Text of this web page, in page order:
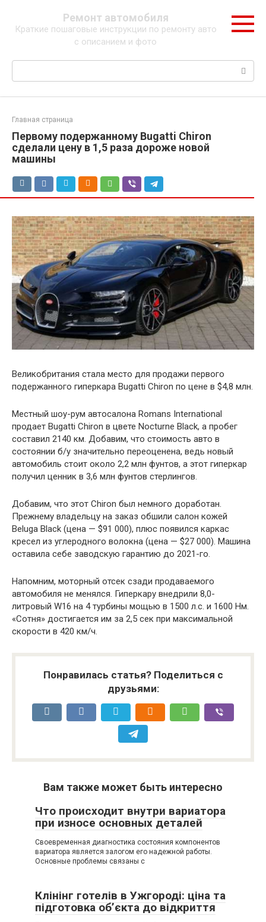
контенту
Ремонт автомобиля
Краткие пошаговые инструкции по ремонту авто
с описанием и фото
Поиск:
Главная страница
Первому подержанному Bugatti Chiron
сделали цену в 1,5 раза дороже новой
машины
Великобритания стала место для продажи первого
подержанного гиперкара Bugatti Chiron по цене в $4,8 млн.
Местный шоу-рум автосалона Romans International
продает Bugatti Chiron в цвете Nocturne Black, а пробег
составил 2140 км. Добавим, что стоимость авто в
состоянии б/у значительно переоценена, ведь новый
автомобиль стоит около 2,2 млн фунтов, а этот гиперкар
получил ценник в 3,6 млн фунтов стерлингов.
Добавим, что этот Chiron был немного доработан.
Прежнему владельцу на заказ обшили салон кожей
Beluga Black (цена — $91 000), плюс появился каркас
кресел из углеродного волокна (цена — $27 000). Машина
оставила себе заводскую гарантию до 2021-го.
Напомним, моторный отсек сзади продаваемого
автомобиля не менялся. Гиперкару внедрили 8,0-
литровый W16 на 4 турбины мощью в 1500 л.с. и 1600 Нм.
«Сотня» достигается им за 2,5 сек при максимальной
скорости в 420 км/ч.
Понравилась статья? Поделиться с
друзьями:
Вам также может быть интересно
Что происходит внутри вариатора
при износе основных деталей
Своевременная диагностика состояния компонентов
вариатора является залогом его надежной работы.
Основные проблемы связаны с
Клінінг готелів в Ужгороді: ціна та
підготовка об’єкта до відкриття